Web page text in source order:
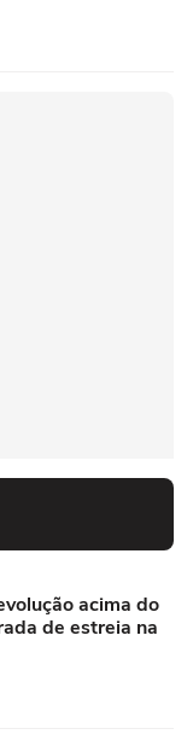
acima do
de estreia na